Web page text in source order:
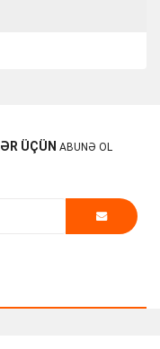
ÜÇÜN ABUNƏ OL